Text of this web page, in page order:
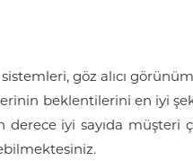
sistemleri, göz alıcı
beklentilerini en iyi
iyi sayıda müşteri